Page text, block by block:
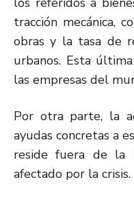
tracción mecánica,
obras y la tasa de
urbanos. Esta
las empresas del
Por otra parte, la
ayudas concretas a
reside fuera de la
afectado por la crisis.